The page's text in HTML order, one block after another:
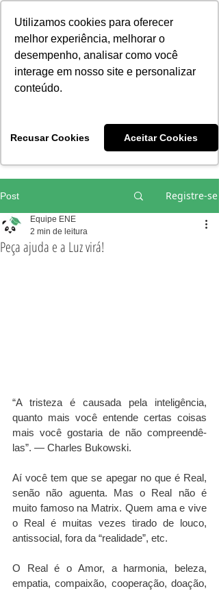
Utilizamos cookies para oferecer
melhor experiência, melhorar o
desempenho, analisar como você
interage em nosso site e personalizar
conteúdo.
Recusar Cookies Aceitar Cookies
Vivências e Cursos Iniciáticos
Post Registre-se
Peça ajuda e a Luz virá!
Equipe ENE
2 min de leitura
“A tristeza é causada pela inteligência,
quanto mais você entende certas coisas
mais você gostaria de não compreendê-
las”. — Charles Bukowski.
Aí você tem que se apegar no que é Real,
senão não aguenta. Mas o Real não é
muito famoso na Matrix. Quem ama e vive
o Real é muitas vezes tirado de louco,
antissocial, fora da “realidade”, etc.
O Real é o Amor, a harmonia, beleza,
empatia, compaixão, cooperação, doação,